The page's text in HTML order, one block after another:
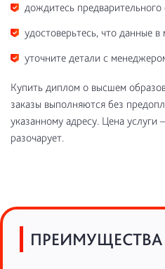
дождитесь предварительного
удостоверьтесь, что данные в
уточните детали с
Купить диплом о высшем
заказы выполняются без
указанному адресу. Цена услуги
разочарует.
ПРЕИМУЩЕСТВА